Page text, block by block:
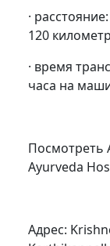
·
120
· время
часа на
Посмотреть
Ayurveda
Адрес: